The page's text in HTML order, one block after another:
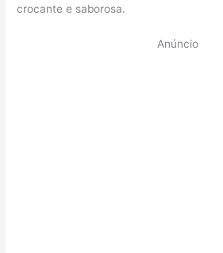
crocante e saborosa.
Anúncio